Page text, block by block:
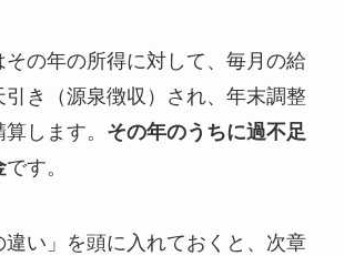
の年の所得に対して、毎月の給
き（源泉徴収）され、年末調整
します。 その年のうちに過不足
です。
違い」を頭に入れておくと、次章